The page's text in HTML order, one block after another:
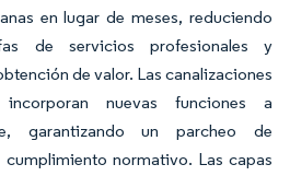
en lugar de meses, reduciendo
de servicios profesionales y
de valor. Las canalizaciones
nuevas funciones a
garantizando un parcheo de
normativo. Las capas